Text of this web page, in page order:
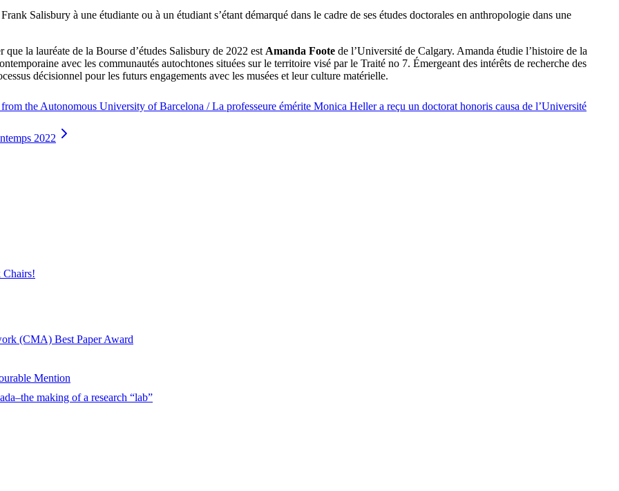
Salisbury à une étudiante ou à un étudiant s’étant démarqué dans le cadre de ses études doctorales en anthropologie dans une
la lauréate de la Bourse d’études Salisbury de 2022 est Amanda Foote de l’Université de Calgary. Amanda étudie l’histoire de la
avec les communautés autochtones situées sur le territoire visé par le Traité no 7. Émergeant des intérêts de recherche des
décisionnel pour les futurs engagements avec les musées et leur culture matérielle.
the Autonomous University of Barcelona / La professeure émérite Monica Heller a reçu un doctorat honoris causa de l’Université
2022
(CMA) Best Paper Award
Mention
making of a research “lab”